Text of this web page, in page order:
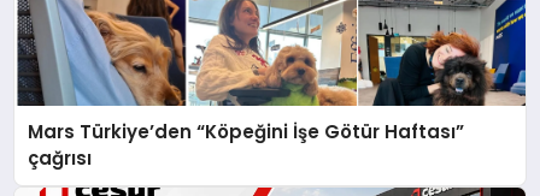
Mars Türkiye’den “Köpeğini İşe Götür Haftası”
çağrısı